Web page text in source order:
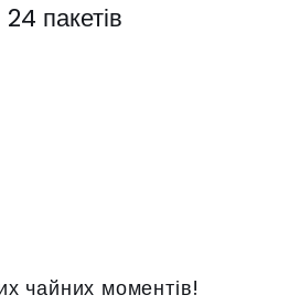
пакетів
чайних моментів!